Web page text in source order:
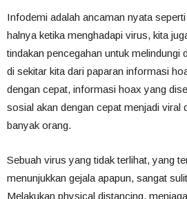
Infodemi adalah ancaman nyata
halnya ketika menghadapi virus, kita
tindakan pencegahan untuk melindungi
di sekitar kita dari paparan informasi
dengan cepat, informasi hoax yang
sosial akan dengan cepat menjadi viral
banyak orang.
Sebuah virus yang tidak terlihat, yang
menunjukkan gejala apapun, sangat
Melakukan physical distancing,